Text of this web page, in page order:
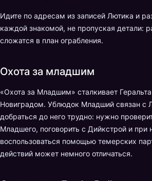
Идите по адресам из записей Лютика и
каждой знакомой, не пропуская детали:
сложатся в план ограбления.
Охота за младшим
«Охота за Младшим» сталкивает
Новиградом. Ублюдок Младший связан с
добраться до него трудно: нужно
Младшего, поговорить с Дийкстрой и при
воспользоваться помощью темерских
действий может немного отличаться.